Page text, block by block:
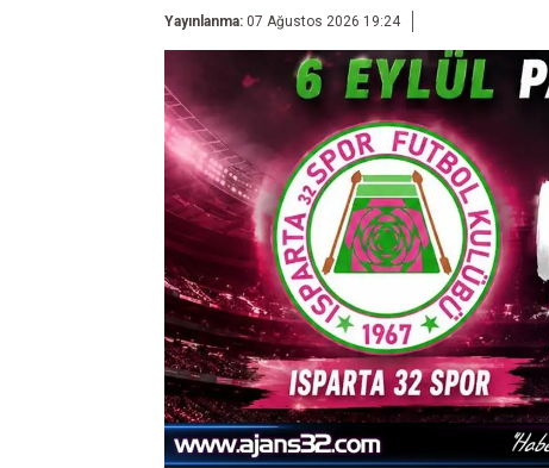
Yayınlanma: 07 Ağustos 2026 19:24